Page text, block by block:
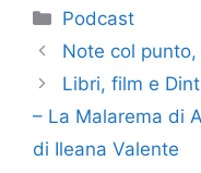
c
e
b
o
o
st
o
d
o
n
l
Categorie
Podcast
Note col
Libri, film e
– La Malarema di
di Ileana Valente